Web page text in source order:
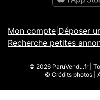
Mon compte Déposer
Recherche petites
© 2026 ParuVendu.fr |
© Crédits photos |